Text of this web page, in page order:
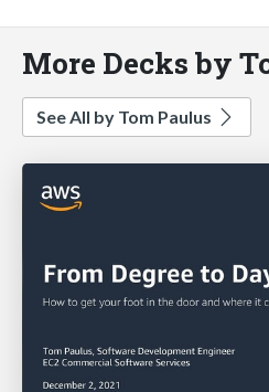
More Decks by
See All by Tom Paulus